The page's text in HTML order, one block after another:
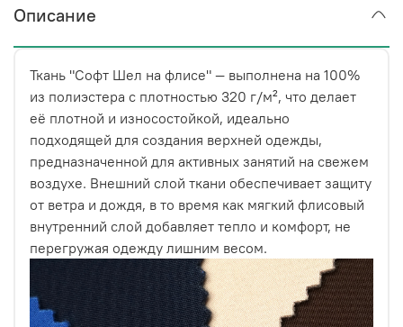
Описание
Ткань "Софт Шел на флисе" — выполнена на 100%
из полиэстера с плотностью 320 г/м², что делает
её плотной и износостойкой, идеально
подходящей для создания верхней одежды,
предназначенной для активных занятий на свежем
воздухе. Внешний слой ткани обеспечивает защиту
от ветра и дождя, в то время как мягкий флисовый
внутренний слой добавляет тепло и комфорт, не
перегружая одежду лишним весом.